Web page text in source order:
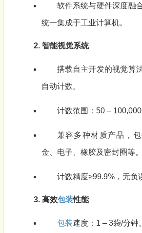
软件系统与硬件深度融
统一集成于工业计算机。
2. 智能视觉系统
搭载自主开发的视觉算
自动计数。
计数范围：50 – 100,000
兼容多种材质产品，
金、电子、橡胶及密封圈等。
计数精度≥99.9%，无负
3. 高效包装性能
包装速度：1 – 3袋/分钟。